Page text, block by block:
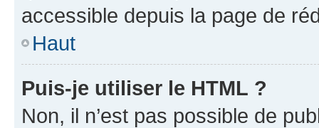
accessible depuis la page de
Haut
Puis-je utiliser le HTML ?
Non, il n’est pas possible de